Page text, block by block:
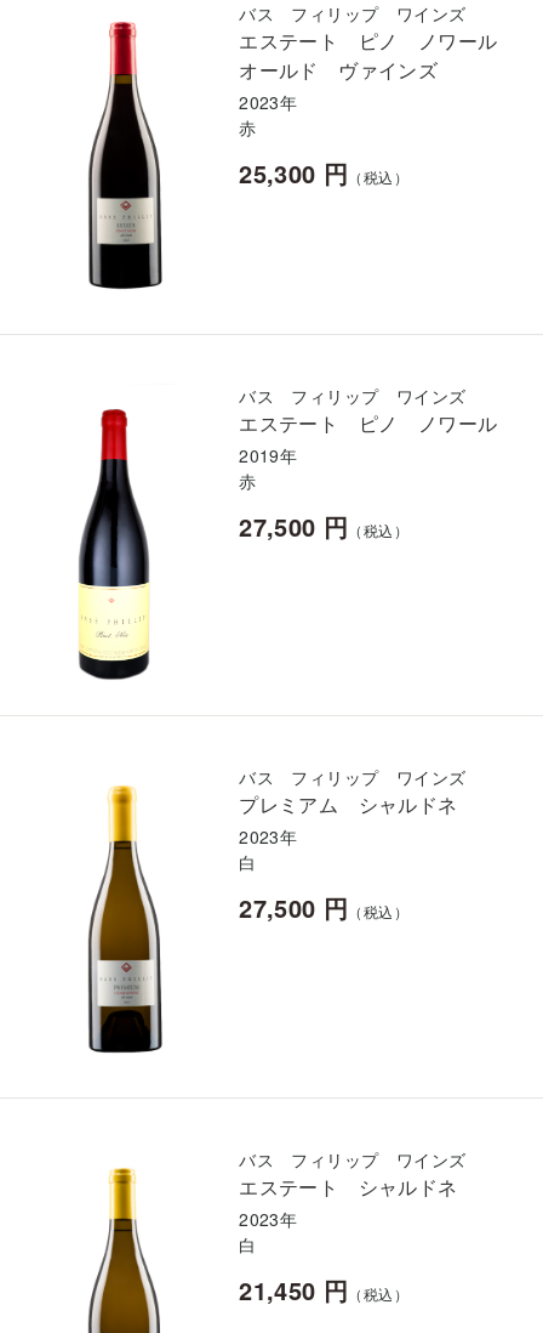
バス フィリップ ワインズ
エステート ピノ ノワール
オールド ヴァインズ
2023年
赤
25,300 円 （税込）
バス フィリップ ワインズ
エステート ピノ ノワール
2019年
赤
27,500 円 （税込）
バス フィリップ ワインズ
プレミアム シャルドネ
2023年
白
27,500 円 （税込）
バス フィリップ ワインズ
エステート シャルドネ
2023年
白
21,450 円 （税込）